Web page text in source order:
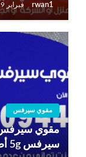
rwan1 فبراير 9, 2021
مقوي سيرفس
سيرفس 5g أصلي منطقة اليرموك